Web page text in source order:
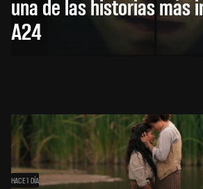
una de las historias más
A24
HACE 1 DÍA